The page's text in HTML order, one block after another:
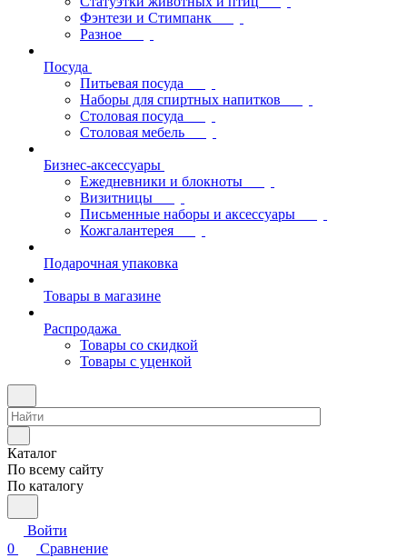
Фэнтези и Стимпанк
Разное
Посуда
Питьевая посуда
Наборы для спиртных напитков
Столовая посуда
Столовая мебель
Бизнес-аксессуары
Ежедневники и блокноты
Визитницы
Письменные наборы и аксессуары
Кожгалантерея
Подарочная упаковка
Товары в магазине
Распродажа
Товары со скидкой
Товары с уценкой
Каталог
По всему сайту
По каталогу
Войти
0
Сравнение